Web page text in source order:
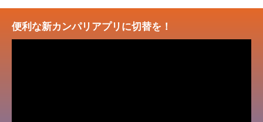
便利な新カンパリアプリに切替を！